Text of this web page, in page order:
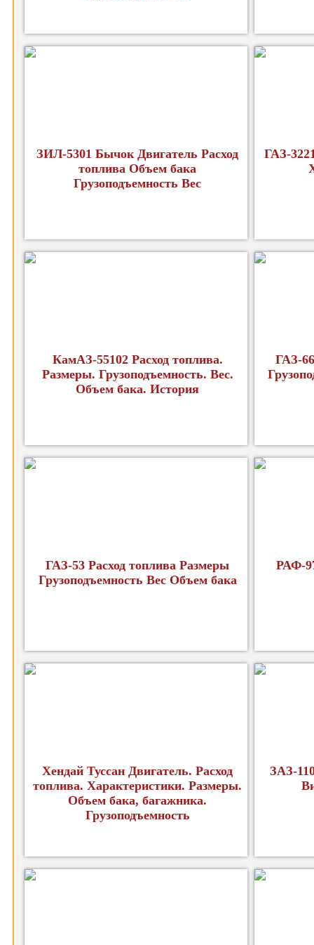
ЗИЛ-5301 Бычок Двигатель Расход
топлива Объем бака
Грузоподъемность Вес
ГАЗ-
КамАЗ-55102 Расход топлива.
Размеры. Грузоподъемность. Вес.
Объем бака. История
ГАЗ-
ГАЗ-53 Расход топлива Размеры
Грузоподъемность Вес Объем бака
РАФ-
Хендай Туссан Двигатель. Расход
топлива. Характеристики. Размеры.
Объем бака, багажника.
Грузоподъемность
ЗАЗ-